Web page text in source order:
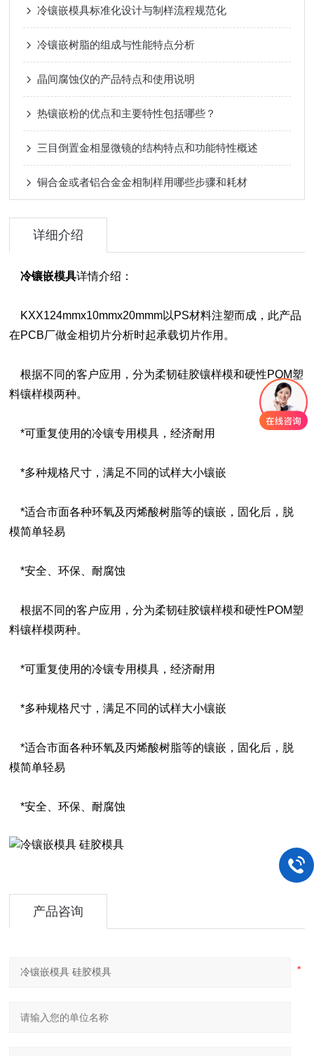
冷镶嵌模具标准化设计与制样流程规范化
冷镶嵌树脂的组成与性能特点分析
晶间腐蚀仪的产品特点和使用说明
热镶嵌粉的优点和主要特性包括哪些？
三目倒置金相显微镜的结构特点和功能特性概述
铜合金或者铝合金金相制样用哪些步骤和耗材
详细介绍
冷镶嵌模具详情介绍：
KXX124mmx10mmx20mmm以PS材料注塑而成，此产品
在PCB厂做金相切片分析时起承载切片作用。
根据不同的客户应用，分为柔韧硅胶镶样模和硬性POM塑
料镶样模两种。
*可重复使用的冷镶专用模具，经济耐用
*多种规格尺寸，满足不同的试样大小镶嵌
*适合市面各种环氧及丙烯酸树脂等的镶嵌，固化后，脱
模简单轻易
*安全、环保、耐腐蚀
根据不同的客户应用，分为柔韧硅胶镶样模和硬性POM塑
料镶样模两种。
*可重复使用的冷镶专用模具，经济耐用
*多种规格尺寸，满足不同的试样大小镶嵌
*适合市面各种环氧及丙烯酸树脂等的镶嵌，固化后，脱
模简单轻易
*安全、环保、耐腐蚀
产品咨询